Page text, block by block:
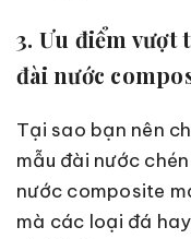
3. Ưu điểm
đài nước
Tại sao bạn nên
mẫu đài nước
nước composite
mà các loại đá